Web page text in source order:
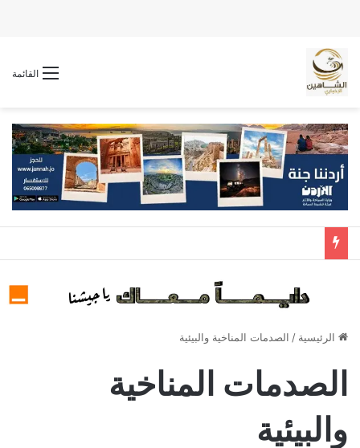
القائمة
الرئيسية / الصدمات المناخية والبيئية
الصدمات المناخية
والبيئية